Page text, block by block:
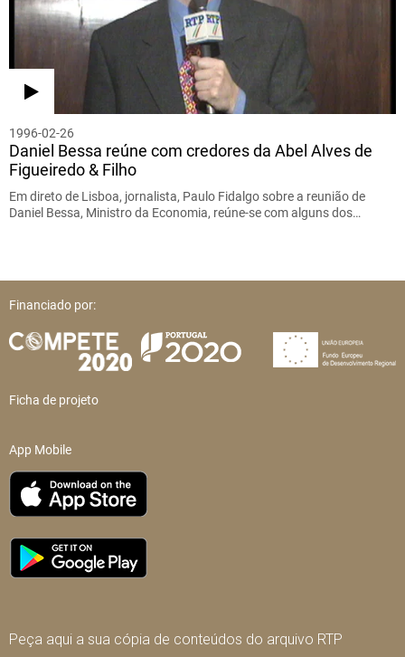
1996-02-26
Daniel Bessa reúne com credores da Abel Alves de
Figueiredo & Filho
Em direto de Lisboa, jornalista, Paulo Fidalgo sobre a reunião de
Daniel Bessa, Ministro da Economia, reúne-se com alguns dos…
Financiado por:
Ficha de projeto
App Mobile
Peça aqui a sua cópia de conteúdos do arquivo RTP